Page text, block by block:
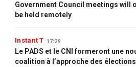
Government Council meetings will
be held remotely
Instant T 17:29
Le PADS et le CNI formeront une
coalition à l’approche des